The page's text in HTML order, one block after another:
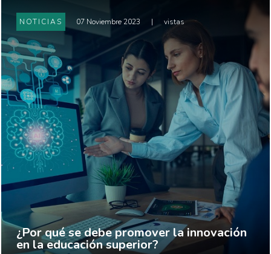
NOTICIAS 07 Noviembre 2023 | vistas
¿Por qué se debe promover la innovación
en la educación superior?